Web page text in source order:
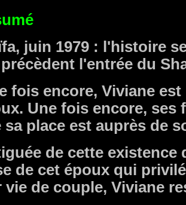
juin 1979 : l'histoire
l'entrée du
fois encore, Viviane
Une fois encore, ses
sa place est auprès de
de cette existence
de cet époux qui
vie de couple, Viviane